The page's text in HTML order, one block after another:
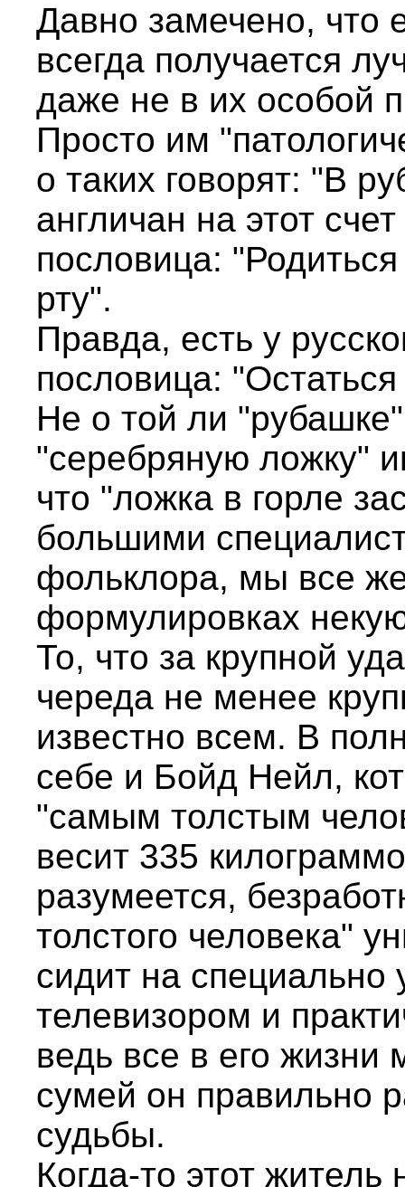
Давно замечено, что
всегда получается
даже не в их особой
Просто им
о таких говорят: "В
англичан на этот
пословица:
рту".
Правда, есть у
пословица:
Не о той ли
"серебряную ложку"
что "ложка в горле
большими
фольклора, мы все
формулировках
То, что за крупной
череда не менее
известно всем. В
себе и Бойд Нейл,
"самым толстым
весит 335
разумеется,
толстого человека"
сидит на специально
телевизором и
ведь все в его жизни
сумей он правильно
судьбы.
Когда-то этот житель